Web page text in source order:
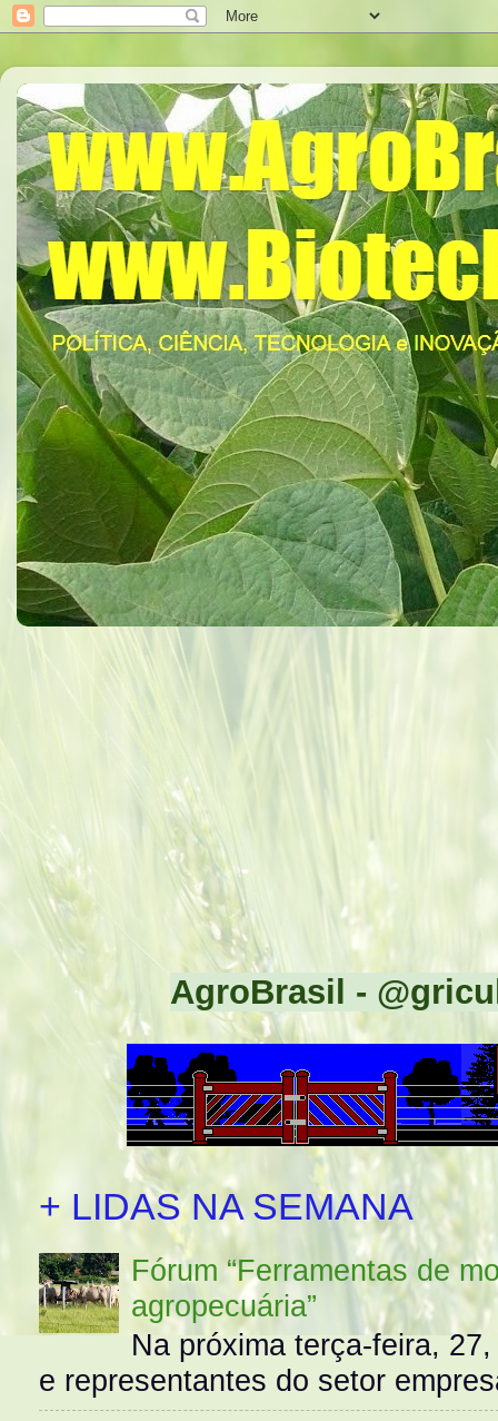
AgroBrasil -
+ LIDAS NA SEMANA
Fórum “Ferramentas de
agropecuária”
Na próxima terça-feira,
e representantes do setor